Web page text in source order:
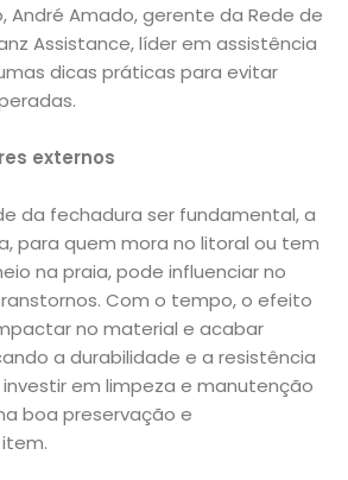
André Amado, gerente da Rede de
Assistance, líder em assistência
dicas práticas para evitar
externos
da fechadura ser fundamental, a
para quem mora no litoral ou tem
na praia, pode influenciar no
Com o tempo, o efeito
no material e acabar
a durabilidade e a resistência
investir em limpeza e manutenção
boa preservação e